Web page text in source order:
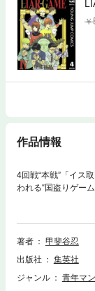
作品情報
4回戦“本戦”「イス
われる“国盗りゲー
た、アキヤマ・ヨ
て、アキヤマグル
変。一時、共闘関
始まった。そんな両
は、一体どの陣営
よ終盤へ――!!
著者
甲斐谷忍
出版社
集英社
ジャンル
青年マ